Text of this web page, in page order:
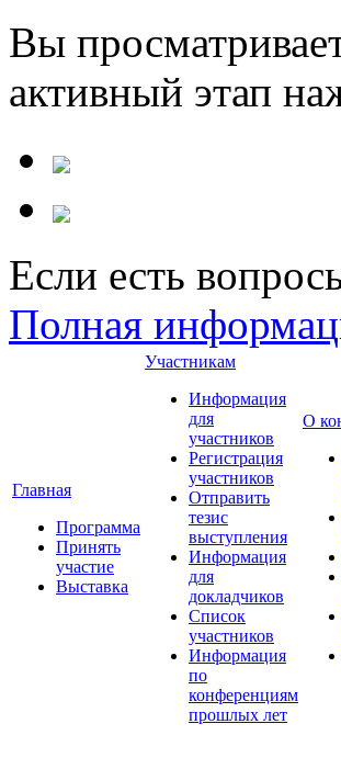
Вы
активный этап
Если есть
Полная
Главная
Программа
Принять
участие
Выставка
Участникам
Информация
для
участников
Регистрация
участников
Отправить
тезис
выступления
Информация
для
докладчиков
Список
участников
Информация
по
конференциям
прошлых лет
О